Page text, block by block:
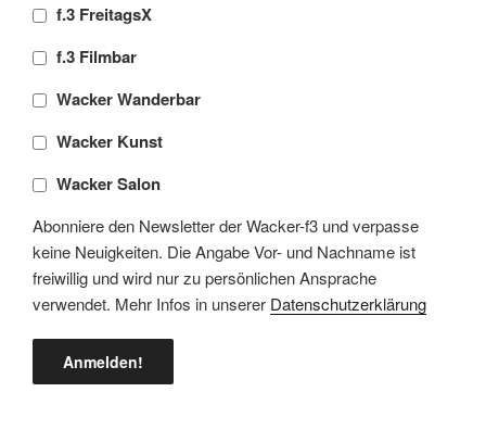
f.3 FreitagsX
f.3 Filmbar
Wacker Wanderbar
Wacker Kunst
Wacker Salon
Abonniere den Newsletter der Wacker-f3 und verpasse
keine Neuigkeiten. Die Angabe Vor- und Nachname ist
freiwillig und wird nur zu persönlichen Ansprache
verwendet. Mehr Infos in unserer Datenschutzerklärung